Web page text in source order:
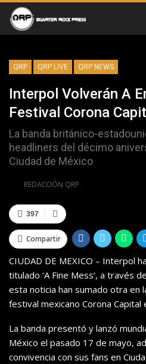
QRP QRP LIVE QRP NEWS
Interpol Volverán A
Festival Corona
La banda británico-
headliners del décimo
Ciudad de México
REDACCIÓN QRP
397
Compartir
CIUDAD DE MEXICO – Interpol
titulado ‘A Fine Mess’, a través
esta noticia han sumado otra en
festival mexicano Corona Capital
La banda presentó y lanzó
México el pasado 17 de mayo,
convivencia con sus fans en